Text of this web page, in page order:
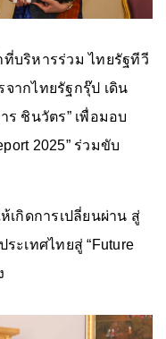
บริหารร่วม ไทยรัฐทีวี
ากไทยรัฐกรุ๊ป เดิน
ร ชินวัตร” เพื่อมอบ
2025” ร่วมขับ
เกิดการเปลี่ยนผ่าน สู่
ะเทศไทยสู่ “Future